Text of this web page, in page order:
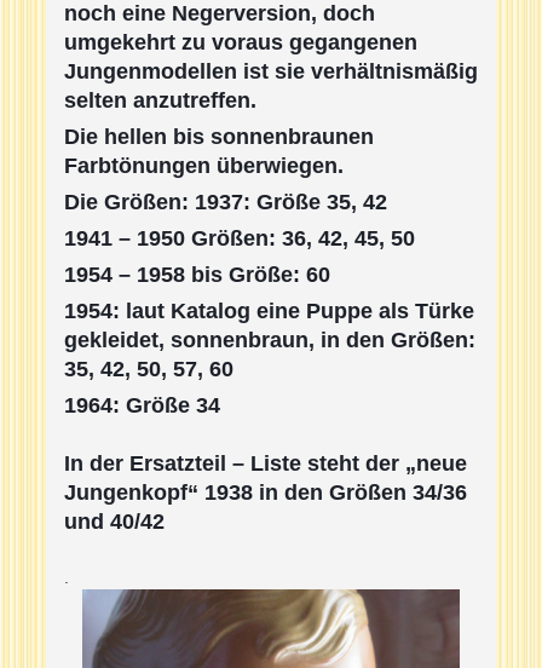
noch eine Negerversion, doch
umgekehrt zu voraus gegangenen
Jungenmodellen ist sie verhältnismäßig
selten anzutreffen.
Die hellen bis sonnenbraunen
Farbtönungen überwiegen.
Die Größen: 1937: Größe 35, 42
1941 – 1950 Größen: 36, 42, 45, 50
1954 – 1958 bis Größe: 60
1954: laut Katalog eine Puppe als Türke
gekleidet, sonnenbraun, in den Größen:
35, 42, 50, 57, 60
1964: Größe 34
In der Ersatzteil – Liste steht der „neue
Jungenkopf“ 1938 in den Größen 34/36
und 40/42